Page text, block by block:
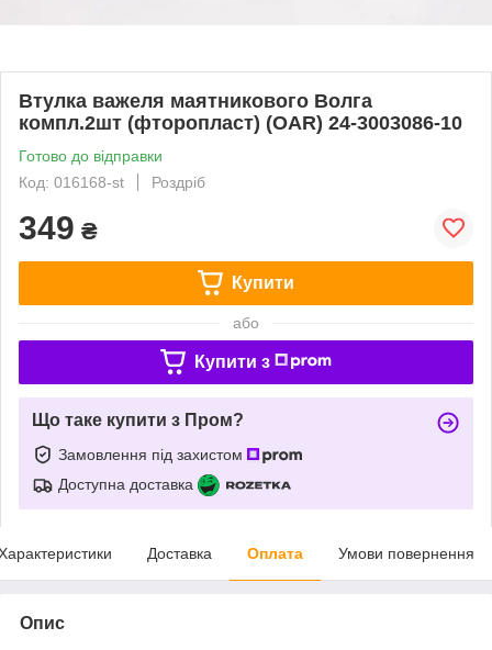
Втулка важеля маятникового Волга
компл.2шт (фторопласт) (OAR) 24-3003086-10
Готово до відправки
Код: 016168-st
Роздріб
349 ₴
Купити
або
Купити з
Що таке купити з Пром?
Замовлення під захистом
Доступна доставка
Доставка Оплата Умови повернення
Опис